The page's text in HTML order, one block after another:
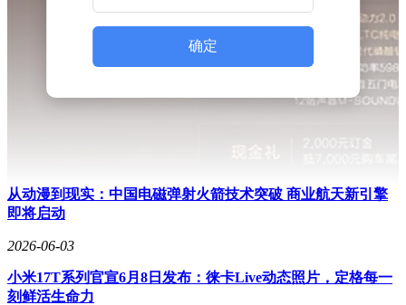
全新猛士M817在外观设计上，延续了猛士汽车独有的雄魂美
学设计语言。前脸狮吼格栅威严霸气，仿佛雄狮怒吼，彰显出
不凡的气场；止戈为武大灯巧妙融入越王勾践剑纹路，将古代
确定
从动漫到现实：中国电磁弹射火箭技术突破 商业航天新引擎
即将启动
2026-06-03
小米17T系列官宣6月8日发布：徕卡Live动态照片，定格每一
刻鲜活生命力